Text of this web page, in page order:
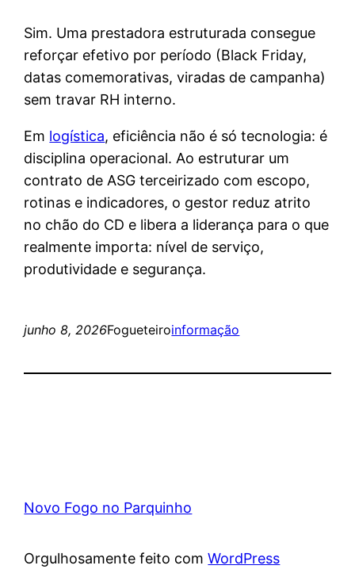
Sim. Uma prestadora estruturada consegue
reforçar efetivo por período (Black Friday,
datas comemorativas, viradas de campanha)
sem travar RH interno.
Em logística, eficiência não é só tecnologia: é
disciplina operacional. Ao estruturar um
contrato de ASG terceirizado com escopo,
rotinas e indicadores, o gestor reduz atrito
no chão do CD e libera a liderança para o que
realmente importa: nível de serviço,
produtividade e segurança.
junho 8, 2026Fogueteiroinformação
Novo Fogo no Parquinho
Orgulhosamente feito comWordPress